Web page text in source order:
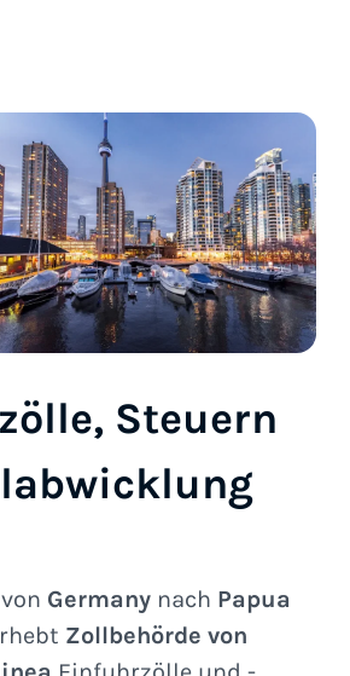
Steuern
Germany nach Papua
Zollbehörde von